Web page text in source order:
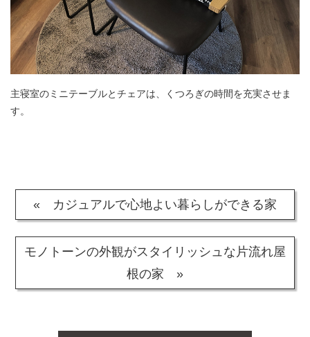
主寝室のミニテーブルとチェアは、くつろぎの時間を充実させま
す。
« カジュアルで心地よい暮らしができる家
モノトーンの外観がスタイリッシュな片流れ屋
根の家 »